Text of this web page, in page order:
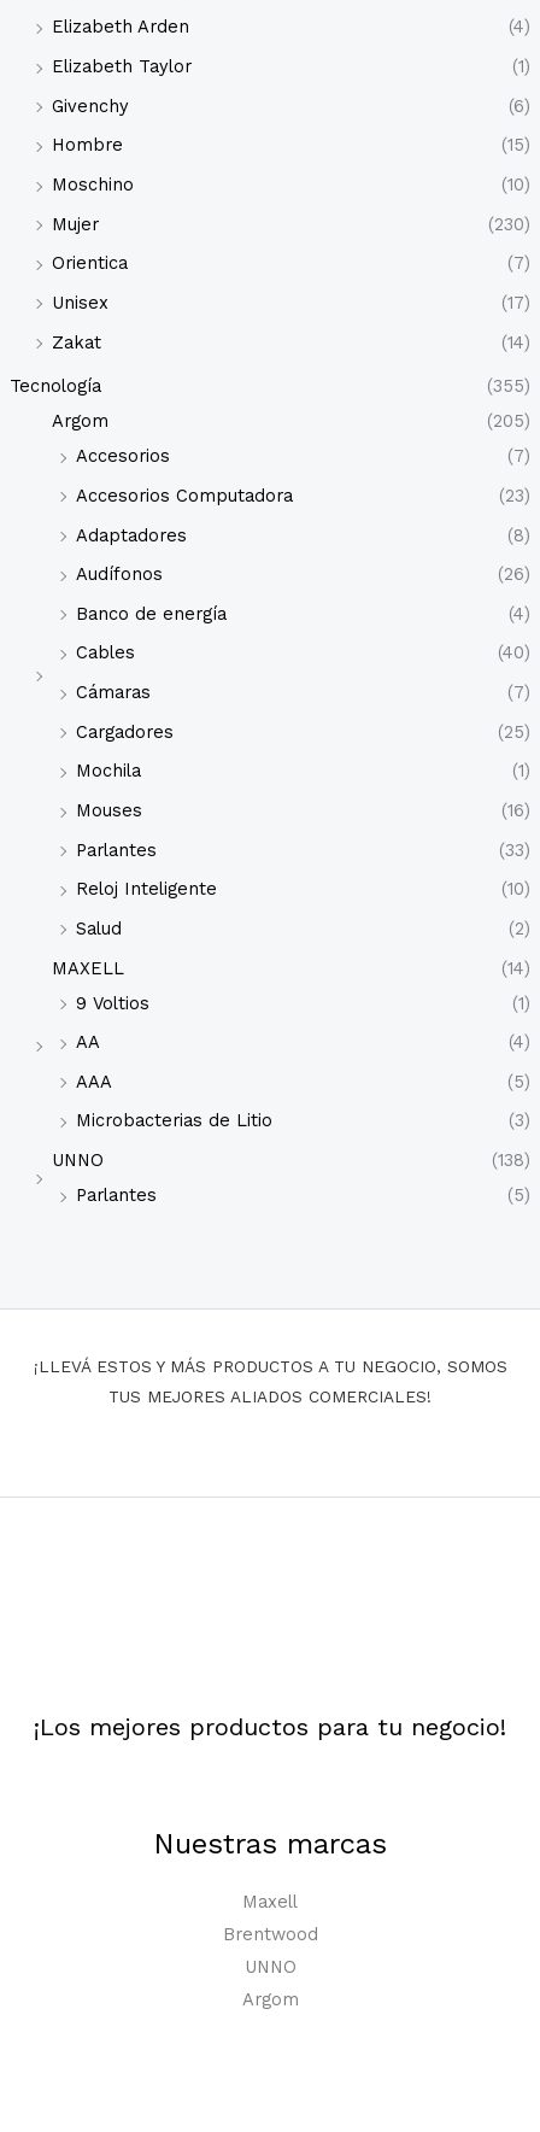
Elizabeth Arden
(4)
Elizabeth Taylor
(1)
Givenchy
(6)
Hombre
(15)
Moschino
(10)
Mujer
(230)
Orientica
(7)
Unisex
(17)
Zakat
(14)
Tecnología
(355)
Argom
(205)
Accesorios
(7)
Accesorios Computadora
(23)
Adaptadores
(8)
Audífonos
(26)
Banco de energía
(4)
Cables
(40)
Cámaras
(7)
Cargadores
(25)
Mochila
(1)
Mouses
(16)
Parlantes
(33)
Reloj Inteligente
(10)
Salud
(2)
MAXELL
(14)
9 Voltios
(1)
AA
(4)
AAA
(5)
Microbacterias de Litio
(3)
UNNO
(138)
Parlantes
(5)
¡LLEVÁ ESTOS Y MÁS PRODUCTOS A TU NEGOCIO, SOMOS
TUS MEJORES ALIADOS COMERCIALES!
¡Los mejores productos para tu negocio!
Nuestras marcas
Maxell
Brentwood
UNNO
Argom